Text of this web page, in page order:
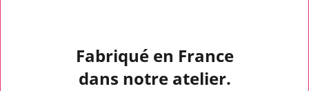
Fabriqué en France
dans notre atelier.